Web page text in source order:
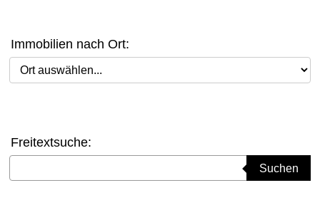
Immobilien nach Ort:
Ort auswählen
Freitextsuche:
Suchen